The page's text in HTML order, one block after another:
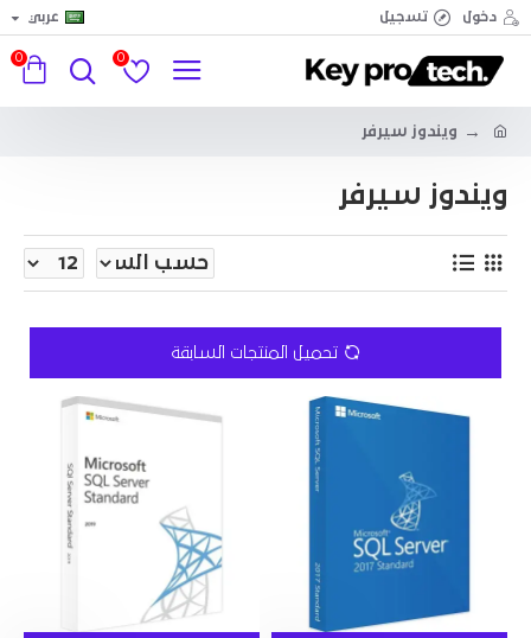
دخول تسجيل عربي
0
0
ويندوز سيرفر
ويندوز سيرفر
تحميل المنتجات السابقة